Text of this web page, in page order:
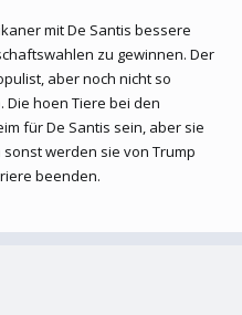
mit De Santis bessere
zu gewinnen. Der
aber noch nicht so
Die hoen Tiere bei den
für De Santis sein, aber sie
werden sie von Trump
beenden.